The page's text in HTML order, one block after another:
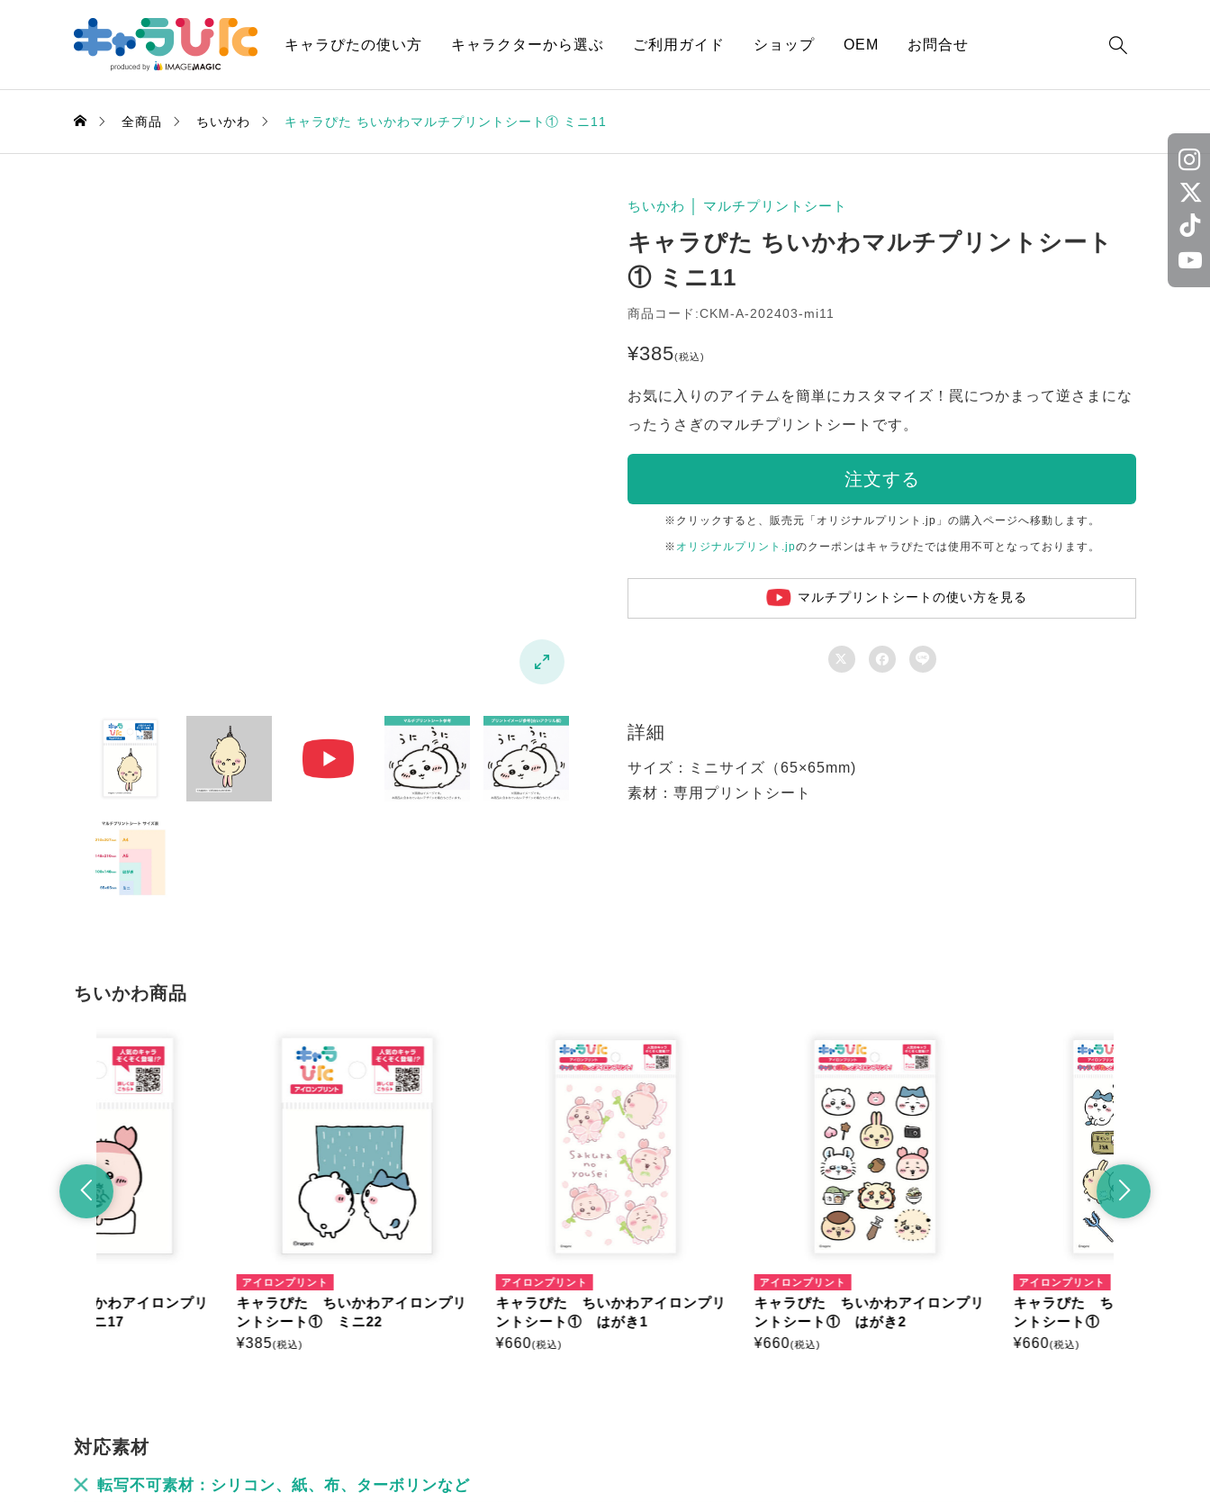
キャラぴたの使い方 キャラクターから選ぶ ご利用ガイド ショップ OEM お問合せ 
全商品 ちいかわ キャラぴた ちいかわマルチプリントシート① ミニ11

ちいかわ マルチプリントシート
キャラぴた ちいかわマルチプリントシート
① ミニ11
商品コード:CKM-A-202403-mi11
¥385(税込)
お気に入りのアイテムを簡単にカスタマイズ！罠につかまって逆さまにな
ったうさぎのマルチプリントシートです。
注文する
※クリックすると、販売元「オリジナルプリント.jp」の購入ページへ移動します。
※ オリジナルプリント.jpのクーポンはキャラぴたでは使用不可となっております。
マルチプリントシートの使い方を見る
  
詳細
サイズ：ミニサイズ（65×65mm)
素材：専用プリントシート
ちいかわ商品
キャラぴた ちいかわアイロンプリ
ントシート① ミニ22
キャラぴた ちいかわアイロンプリ
ントシート① はがき1
キャラぴた ちいかわアイロンプリ
ントシート① はがき2
キャラぴた ちいかわアイロンプリ
ントシート① はがき4
対応素材
転写不可素材：シリコン、紙、布、ターボリンなど